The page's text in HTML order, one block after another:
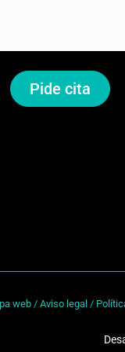
Pide cita
web/ Aviso legal/